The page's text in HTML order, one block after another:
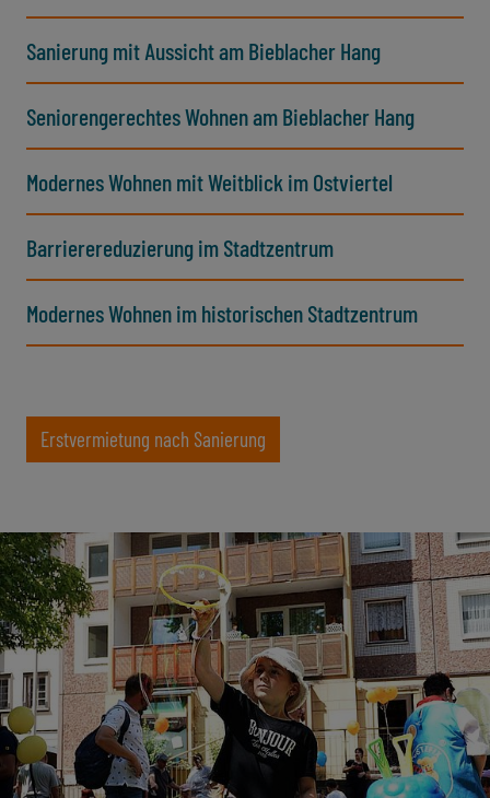
Sanierung mit Aussicht am Bieblacher Hang
Seniorengerechtes Wohnen am Bieblacher Hang
Modernes Wohnen mit Weitblick im Ostviertel
Barrierereduzierung im Stadtzentrum
Modernes Wohnen im historischen Stadtzentrum
Erstvermietung nach Sanierung